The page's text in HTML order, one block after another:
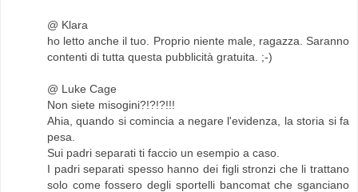
@ Klara
ho letto anche il tuo. Proprio niente male, ragazza. Saranno
contenti di tutta questa pubblicità gratuita. ;-)
@ Luke Cage
Non siete misogini?!?!?!!!
Ahia, quando si comincia a negare l'evidenza, la storia si fa
pesa.
Sui padri separati ti faccio un esempio a caso.
I padri separati spesso hanno dei figli stronzi che li trattano
solo come fossero degli sportelli bancomat che sganciano